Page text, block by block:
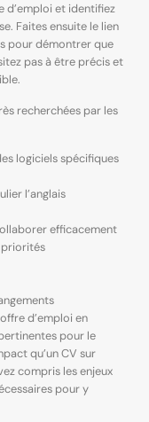
d’emploi et identifiez
Faites ensuite le lien
pour démontrer que
pas à être précis et
recherchées par les
logiciels spécifiques
l’anglais
efficacement
priorités
d’emploi en
pour le
qu’un CV sur
compris les enjeux
pour y